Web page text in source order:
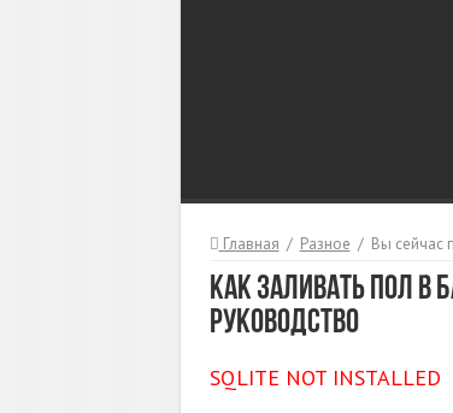
Главная / Разное / Вы сейчас
Как заливать пол в
руководство
SQLITE NOT INSTALLED